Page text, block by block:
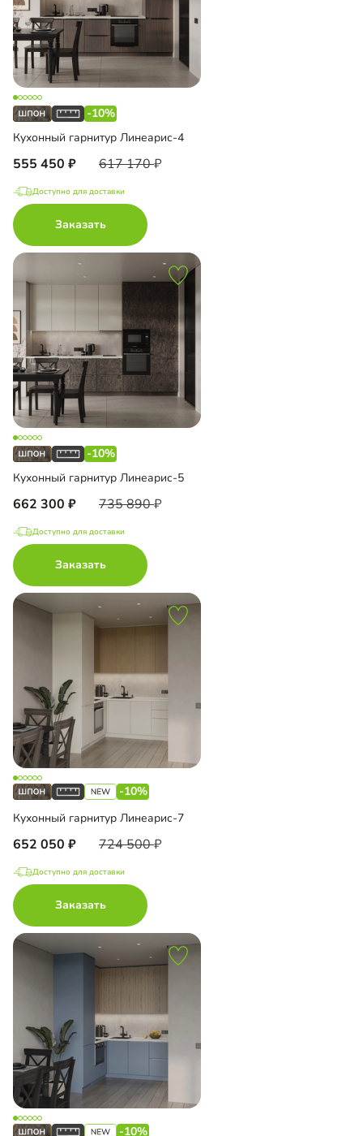
-10%
Кухонный гарнитур Линеарис-4
555 450 617 170
Доступно для доставки
Заказать
-10%
Кухонный гарнитур Линеарис-5
662 300 735 890
Доступно для доставки
Заказать
-10%
Кухонный гарнитур Линеарис-7
652 050 724 500
Доступно для доставки
Заказать
-10%